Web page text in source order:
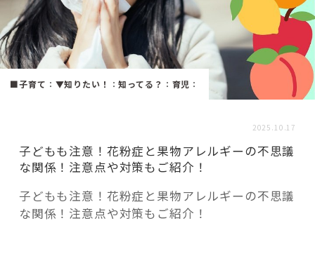
「場」
HAREL HAREL
活用事例
「モノ」
fleXe リノベ事例
■子育て ： ▼知りたい！ ：知ってる？ ： 育児 ：
2025.10.17
子どもも注意！花粉症と果物アレルギーの不思議
な関係！注意点や対策もご紹介！
子どもも注意！花粉症と果物アレルギーの不思議
な関係！注意点や対策もご紹介！